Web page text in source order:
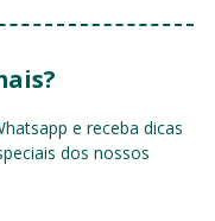
e receba dicas
dos nossos